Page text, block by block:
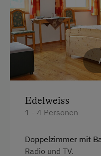
Geführte
Nordic Walking
Tischtennis
Wellnessangebote
Sauna
Edelweiss
1 - 4 Personen
Doppelzimmer mit
Radio und TV.